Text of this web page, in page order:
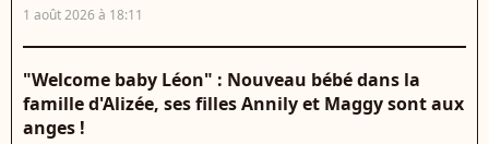
1 août 2026 à 18:11
"Welcome baby Léon" : Nouveau bébé dans la
famille d'Alizée, ses filles Annily et Maggy sont aux
anges !